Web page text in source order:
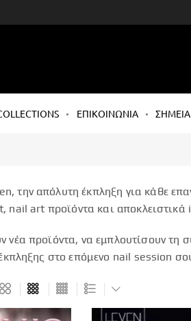
ΕΠΙΚΟΙΝΩΝΙΑ
απόλυτη έκπληξη για κάθε
art προϊόντα και
προϊόντα, να εμπλουτίσουν
στο επόμενο nail session